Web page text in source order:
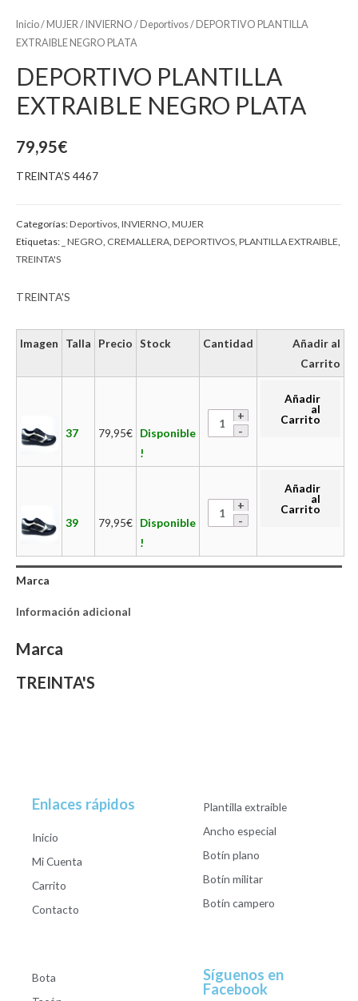
Inicio/ MUJER / INVIERNO / Deportivos/ DEPORTIVO PLANTILLA
EXTRAIBLE NEGRO PLATA
DEPORTIVO PLANTILLA
EXTRAIBLE NEGRO PLATA
79,95€
TREINTA’S 4467
Categorías:Deportivos INVIERNO MUJER
Etiquetas: _ NEGRO CREMALLERA DEPORTIVOS PLANTILLA EXTRAIBLE
TREINTA'S
TREINTA'S
Imagen Talla Precio Stock Cantidad
Añadir al
Carrito
37 79,95€ Disponible
!
Añadir
al
Carrito
39 79,95€ Disponible
!
Añadir
al
Carrito
Marca
Información adicional
Marca
TREINTA'S
Enlaces rápidos
Inicio
Mi Cuenta
Carrito
Contacto
Plantilla extraible
Ancho especial
Botín plano
Botín militar
Botín campero
Bota
Síguenos en
Facebook